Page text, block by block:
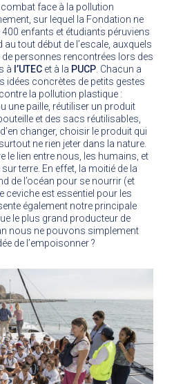
face à la pollution
sur lequel la Fondation ne
400 enfants et étudiants péruviens
tout début de l’escale, auxquels
personnes rencontrées lors des
à l’UTEC et à la PUCP . Chacun a
idées concrètes de petits gestes
la pollution plastique :
une paille, réutiliser un produit
et des sacs réutilisables,
changer, choisir le produit qui
ne rien jeter dans la nature.
le lien entre nous, les humains, et
terre. En effet, la moitié de la
de l’océan pour se nourrir (et
ceviche est essentiel pour les
également notre principale
le plus grand producteur de
nous ne pouvons simplement
de l’empoisonner ?